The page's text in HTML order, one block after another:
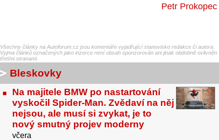
Petr Prokopec
Všechny články na Autoforum.cz jsou komentáře vyjadřující stanovisko redakce či autora.
Vyjma článků označených jako inzerce není obsah sponzorován ani jinak obdobně ovlivněn
třetími stranami.
Bleskovky
Na majitele BMW po nastartování
vyskočil Spider-Man. Zvědaví na něj
nejsou, ale musí si zvykat, je to
nový smutný projev moderny
včera